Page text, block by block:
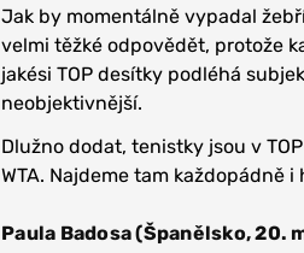
Jak by momentálně vypadal
velmi těžké odpovědět, protože
jakési TOP desítky podléhá
neobjektivnější.
Dlužno dodat, tenistky jsou v
WTA. Najdeme tam každopádně
Paula Badosa (Španělsko, 20.